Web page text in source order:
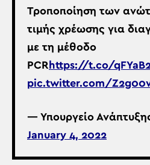
Τροποποίηση των
τιμής χρέωσης για
με τη μέθοδο
PCRhttps://t.co/
pic.twitter.com/
— Υπουργείο
January 4, 2022